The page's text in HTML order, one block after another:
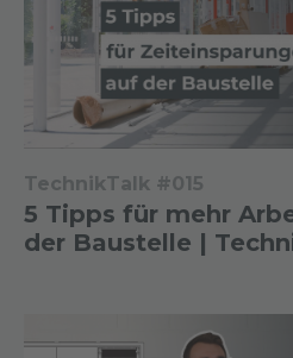
TechnikTalk #015
5 Tipps für mehr
der Baustelle |